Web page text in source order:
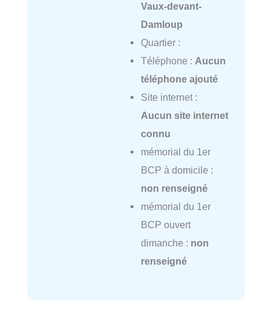
Vaux-devant-
Damloup
Quartier :
Téléphone : Aucun
téléphone ajouté
Site internet :
Aucun site internet
connu
mémorial du 1er
BCP à domicile :
non renseigné
mémorial du 1er
BCP ouvert
dimanche : non
renseigné